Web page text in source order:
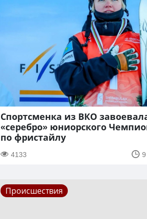
Спортсменка из ВКО
«серебро» юниорского
по фристайлу
4133
Происшествия